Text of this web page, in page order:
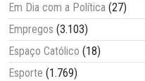
Em Dia com a Política (27)
Empregos (3.103)
Espaço Católico (18)
Esporte (1.769)